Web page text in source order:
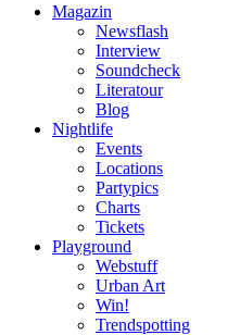
Magazin
Newsflash
Interview
Soundcheck
Literatour
Blog
Nightlife
Events
Locations
Partypics
Charts
Tickets
Playground
Webstuff
Urban Art
Win!
Trendspotting